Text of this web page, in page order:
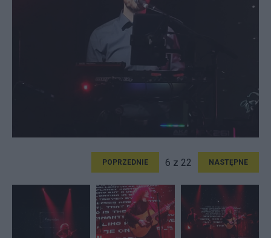
POPRZEDNIE 6 z 22 NASTĘPNE